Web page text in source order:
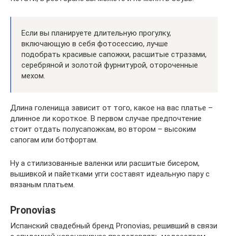
Если вы планируете длительную прогулку,
включающую в себя фотосессию, лучше
подобрать красивые сапожки, расшитые стразами,
серебряной и золотой фурнитурой, отороченные
мехом.
Длина голенища зависит от того, какое на вас платье –
длинное ли короткое. В первом случае предпочтение
стоит отдать полусапожкам, во втором – высоким
сапогам или ботфортам.
Ну а стилизованные валенки или расшитые бисером,
вышивкой и пайетками угги составят идеальную пару с
вязаным платьем.
Pronovias
Испанский свадебный бренд Pronovias, решивший в связи